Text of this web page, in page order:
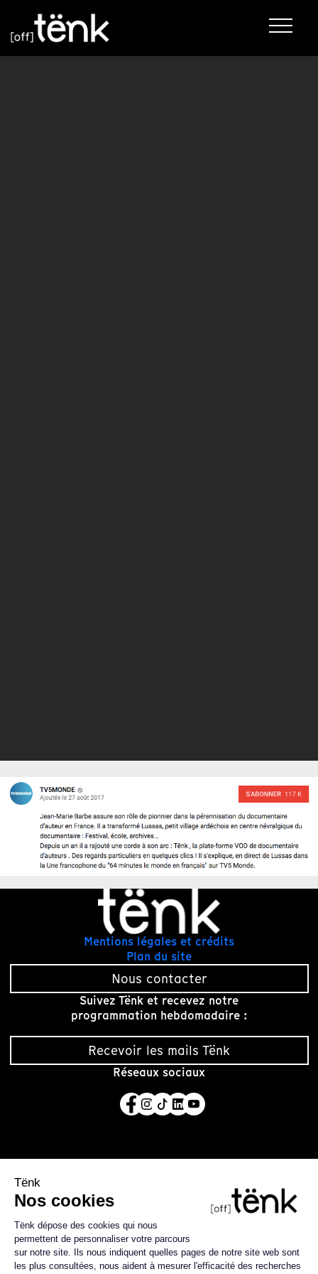
Mentions légales et crédits
Plan du site
Nous contacter
Suivez Tënk et recevez notre
programmation hebdomadaire :
Recevoir les mails Tënk
Réseaux sociaux